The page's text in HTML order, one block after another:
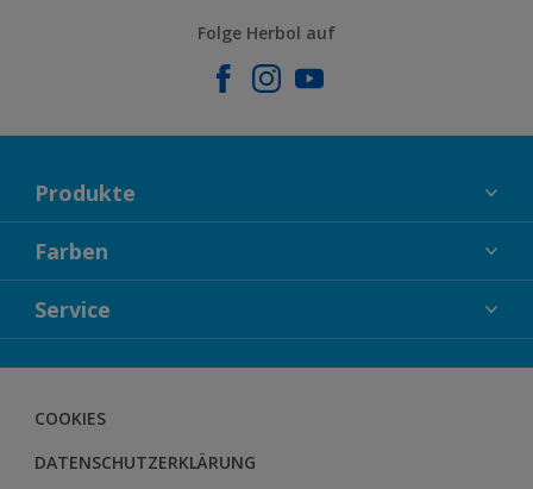
Folge Herbol auf
Produkte
FASSADENFARBEN
INNENFARBEN
LACKE
BODENSYSTEM
Farben
KOLLEKTIONEN
FARBTRENDS
FARBBERATUNG
Service
HERBOL NACHRICHTEN
HERBOL WERBEMITTELSHOP
COOKIES
DATENSCHUTZERKLÄRUNG